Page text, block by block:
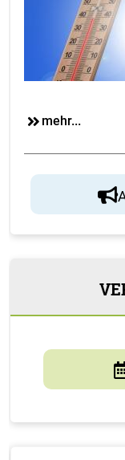
mehr...